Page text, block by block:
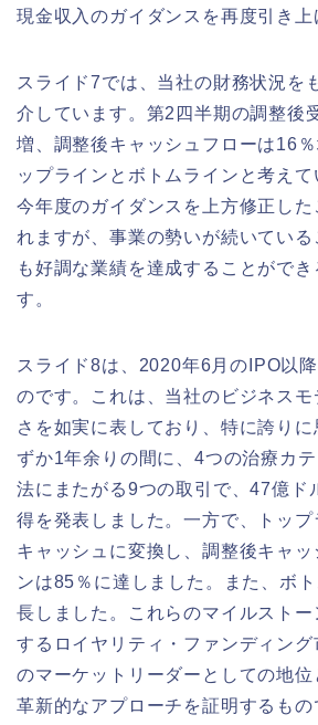
現金収入のガイダンスを再度引き上
スライド7では、当社の財務状況を
介しています。第2四半期の調整後
増、調整後キャッシュフローは16
ップラインとボトムラインと考え
今年度のガイダンスを上方修正した
れますが、事業の勢いが続いてい
も好調な業績を達成することができ
す。
スライド8は、2020年6月のIPO以
のです。これは、当社のビジネス
さを如実に表しており、特に誇り
ずか1年余りの間に、4つの治療カ
法にまたがる9つの取引で、47億ド
得を発表しました。一方で、トッ
キャッシュに変換し、調整後キャ
ンは85％に達しました。また、ボ
長しました。これらのマイルスト
するロイヤリティ・ファンディン
のマーケットリーダーとしての地
革新的なアプローチを証明するも